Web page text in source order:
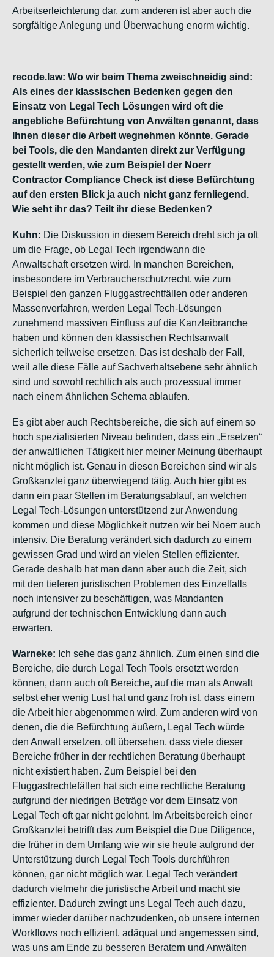
Arbeitserleichterung dar, zum anderen ist aber auch die
sorgfältige Anlegung und Überwachung enorm wichtig.
recode.law: Wo wir beim Thema zweischneidig sind:
Als eines der klassischen Bedenken gegen den
Einsatz von Legal Tech Lösungen wird oft die
angebliche Befürchtung von Anwälten genannt, dass
Ihnen dieser die Arbeit wegnehmen könnte. Gerade
bei Tools, die den Mandanten direkt zur Verfügung
gestellt werden, wie zum Beispiel der Noerr
Contractor Compliance Check ist diese Befürchtung
auf den ersten Blick ja auch nicht ganz fernliegend.
Wie seht ihr das? Teilt ihr diese Bedenken?
Kuhn: Die Diskussion in diesem Bereich dreht sich ja oft
um die Frage, ob Legal Tech irgendwann die
Anwaltschaft ersetzen wird. In manchen Bereichen,
insbesondere im Verbraucherschutzrecht, wie zum
Beispiel den ganzen Fluggastrechtfällen oder anderen
Massenverfahren, werden Legal Tech-Lösungen
zunehmend massiven Einfluss auf die Kanzleibranche
haben und können den klassischen Rechtsanwalt
sicherlich teilweise ersetzen. Das ist deshalb der Fall,
weil alle diese Fälle auf Sachverhaltsebene sehr ähnlich
sind und sowohl rechtlich als auch prozessual immer
nach einem ähnlichen Schema ablaufen.
Es gibt aber auch Rechtsbereiche, die sich auf einem so
hoch spezialisierten Niveau befinden, dass ein „Ersetzen“
der anwaltlichen Tätigkeit hier meiner Meinung überhaupt
nicht möglich ist. Genau in diesen Bereichen sind wir als
Großkanzlei ganz überwiegend tätig. Auch hier gibt es
dann ein paar Stellen im Beratungsablauf, an welchen
Legal Tech-Lösungen unterstützend zur Anwendung
kommen und diese Möglichkeit nutzen wir bei Noerr auch
intensiv. Die Beratung verändert sich dadurch zu einem
gewissen Grad und wird an vielen Stellen effizienter.
Gerade deshalb hat man dann aber auch die Zeit, sich
mit den tieferen juristischen Problemen des Einzelfalls
noch intensiver zu beschäftigen, was Mandanten
aufgrund der technischen Entwicklung dann auch
erwarten.
Warneke: Ich sehe das ganz ähnlich. Zum einen sind die
Bereiche, die durch Legal Tech Tools ersetzt werden
können, dann auch oft Bereiche, auf die man als Anwalt
selbst eher wenig Lust hat und ganz froh ist, dass einem
die Arbeit hier abgenommen wird. Zum anderen wird von
denen, die die Befürchtung äußern, Legal Tech würde
den Anwalt ersetzen, oft übersehen, dass viele dieser
Bereiche früher in der rechtlichen Beratung überhaupt
nicht existiert haben. Zum Beispiel bei den
Fluggastrechtefällen hat sich eine rechtliche Beratung
aufgrund der niedrigen Beträge vor dem Einsatz von
Legal Tech oft gar nicht gelohnt. Im Arbeitsbereich einer
Großkanzlei betrifft das zum Beispiel die Due Diligence,
die früher in dem Umfang wie wir sie heute aufgrund der
Unterstützung durch Legal Tech Tools durchführen
können, gar nicht möglich war. Legal Tech verändert
dadurch vielmehr die juristische Arbeit und macht sie
effizienter. Dadurch zwingt uns Legal Tech auch dazu,
immer wieder darüber nachzudenken, ob unsere internen
Workflows noch effizient, adäquat und angemessen sind,
was uns am Ende zu besseren Beratern und Anwälten